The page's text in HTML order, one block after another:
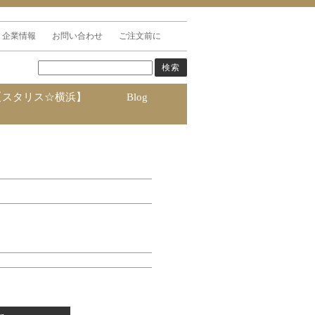
企業情報 お問い合わせ ご注文前に
タリス☆横浜】 Blog